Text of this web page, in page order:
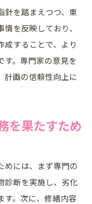
針を踏まえつつ、東
を反映しており、
成することで、より
す。専門家の意見を
計画の信頼性向上に
を果たすため
めには、まず専門の
診断を実施し、劣化
す。次に、修繕内容